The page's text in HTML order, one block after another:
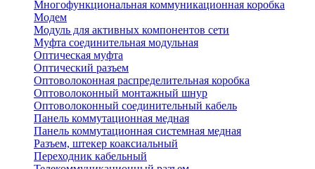
Многофункциональная коммуникационная коробка
Модем
Модуль для активных компонентов сети
Муфта соединительная модульная
Оптическая муфта
Оптический разъем
Оптоволоконная распределительная коробка
Оптоволоконный монтажный шнур
Оптоволоконный соединительный кабель
Панель коммутационная медная
Панель коммутационная системная медная
Разъем, штекер коаксиальный
Переходник кабельный